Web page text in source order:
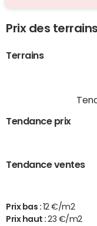
Prix des
Terrains
Tendance prix
Tendance ventes
Prix bas : 12 €/m2
Prix haut :23 €/m2